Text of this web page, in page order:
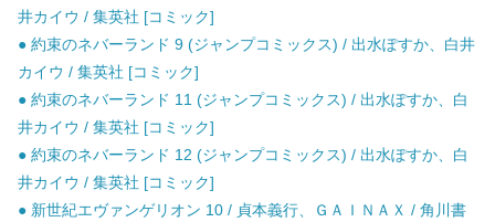
井カイウ / 集英社 [コミック]
● 約束のネバーランド 9 (ジャンプコミックス) / 出水ぽすか、白井
カイウ / 集英社 [コミック]
● 約束のネバーランド 11 (ジャンプコミックス) / 出水ぽすか、白
井カイウ / 集英社 [コミック]
● 約束のネバーランド 12 (ジャンプコミックス) / 出水ぽすか、白
井カイウ / 集英社 [コミック]
● 新世紀エヴァンゲリオン 10 / 貞本義行、ＧＡＩＮＡＸ / 角川書